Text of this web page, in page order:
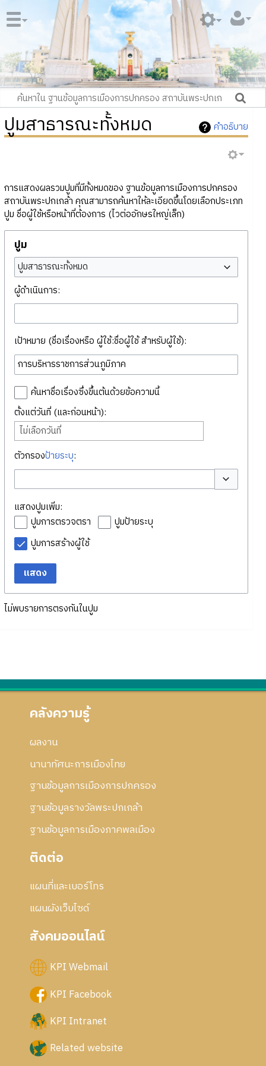
คำอธิบาย
ปูมสาธารณะทั้งหมด
การแสดงผลรวมปูมที่มีทั้งหมดของ ฐานข้อมูลการเมืองการปกครอง
สถาบันพระปกเกล้า คุณสามารถค้นหาให้ละเอียดขึ้นโดยเลือกประเภท
ปูม ชื่อผู้ใช้หรือหน้าที่ต้องการ (ไวต่ออักษรใหญ่เล็ก)
ปูม
ปูมสาธารณะทั้งหมด
ผู้ดำเนินการ:
เป้าหมาย (ชื่อเรื่องหรือ ผู้ใช้:ชื่อผู้ใช้ สำหรับผู้ใช้):
ค้นหาชื่อเรื่องซึ่งขึ้นต้นด้วยข้อความนี้
ตั้งแต่วันที่ (และก่อนหน้า):
ไม่เลือกวันที่
ตัวกรองป้ายระบุ:
สลับตัวเลือก
แสดงปูมเพิ่ม:
ปูมการตรวจตรา
ปูมป้ายระบุ
ปูมการสร้างผู้ใช้
แสดง
ไม่พบรายการตรงกันในปูม
คลังความรู้
ผลงาน
นานาทัศนะการเมืองไทย
ฐานข้อมูลการเมืองการปกครอง
ฐานข้อมูลรางวัลพระปกเกล้า
ฐานข้อมูลการเมืองภาคพลเมือง
ติดต่อ
แผนที่และเบอร์โทร
แผนผังเว็บไซด์
สังคมออนไลน์
KPI Webmail
KPI Facebook
KPI Intranet
Related website